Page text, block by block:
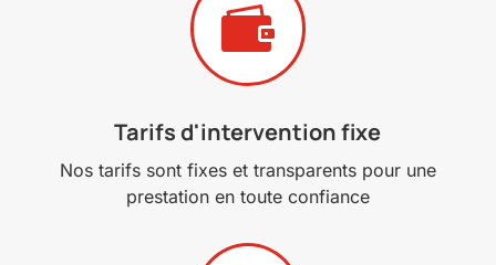

Tarifs d'intervention fixe
Nos tarifs sont fixes et transparents pour une
prestation en toute confiance